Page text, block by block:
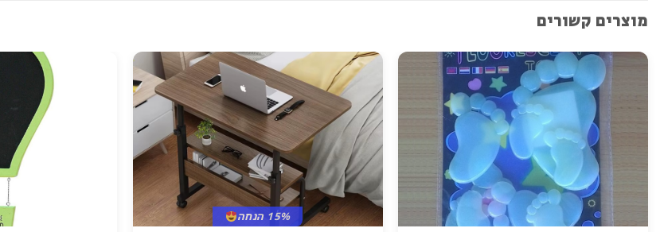
מוצרים קשורים
15% הנחה